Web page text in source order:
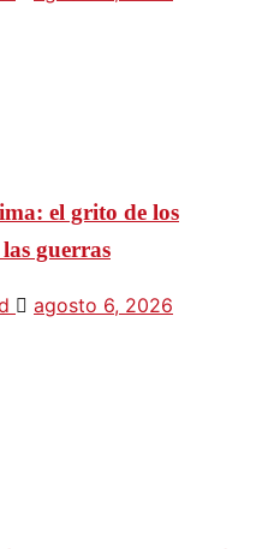
el grito de los
guerras
agosto 6, 2026